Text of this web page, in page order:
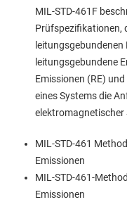
MIL-STD-461F
Prüfspezifikationen,
leitungsgebundenen
leitungsgebundene
Emissionen (RE)
eines Systems die
elektromagnetischer
MIL-STD-461
Emissionen
MIL-STD-461-
Emissionen